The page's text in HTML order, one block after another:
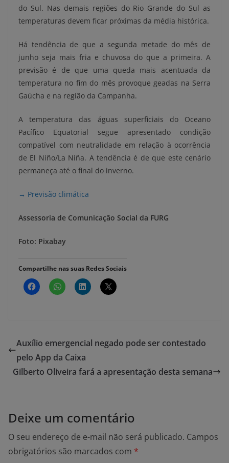
do Sul. Nas demais regiões do Rio Grande do Sul as
temperaturas devem ficar próximas da média histórica.
Há tendência de que a segunda metade do mês de
junho seja mais fria e chuvosa do que a primeira. A
previsão é de que uma queda mais acentuada da
temperatura no fim do mês provoque geadas na Serra
Gaúcha e na região da Campanha.
A temperatura das águas superficiais do Oceano
Pacífico Equatorial segue apresentado condição
compatível com neutralidade em relação à ocorrência
de El Niño/La Niña. A tendência é de que este cenário
permaneça até o final do inverno.
→ Previsão climática
Assessoria de Comunicação Social da FURG
Foto: Pixabay
Compartilhe nas suas Redes Sociais
Auxílio emergencial negado pode ser contestado
pelo App da Caixa
Gilberto Oliveira fará a apresentação desta semana
Deixe um comentário
O seu endereço de e-mail não será publicado. Campos
obrigatórios são marcados com *